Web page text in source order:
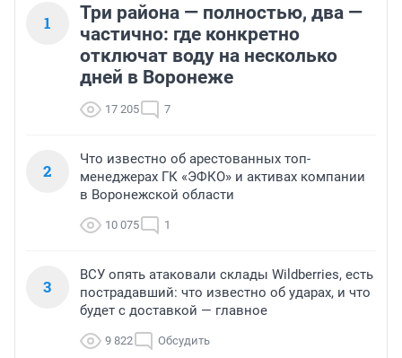
1
Три района — полностью, два —
частично: где конкретно
отключат воду на несколько
дней в Воронеже
17 205 7
2
Что известно об арестованных топ-
менеджерах ГК «ЭФКО» и активах компании
в Воронежской области
10 075 1
3
ВСУ опять атаковали склады Wildberries, есть
пострадавший: что известно об ударах, и что
будет с доставкой — главное
9 822 Обсудить